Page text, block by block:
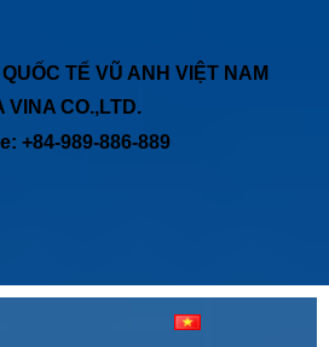
TẾ VŨ ANH VIỆT NAM
VINA CO.,LTD.
+84-989-886-889